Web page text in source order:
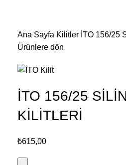
Ana Sayfa Kilitler İTO 156/25
Ürünlere dön
İTO 156/25
KİLİTLERİ
₺615,00